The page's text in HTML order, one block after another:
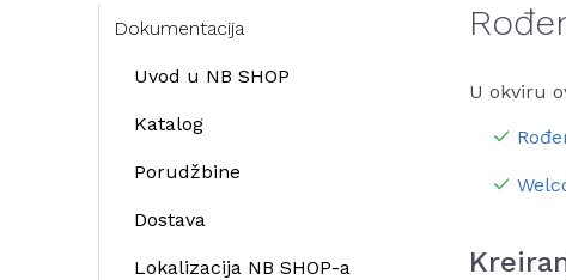
Dokumentacija
Uvod u NB SHOP
Katalog
Porudžbine
Dostava
Lokalizacija NB SHOP-a
U okviru